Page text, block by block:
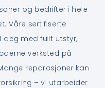
og bedrifter i hele
Våre sertifiserte
deg med fullt utstyr,
verksted på
reparasjoner kan
– vi utarbeider